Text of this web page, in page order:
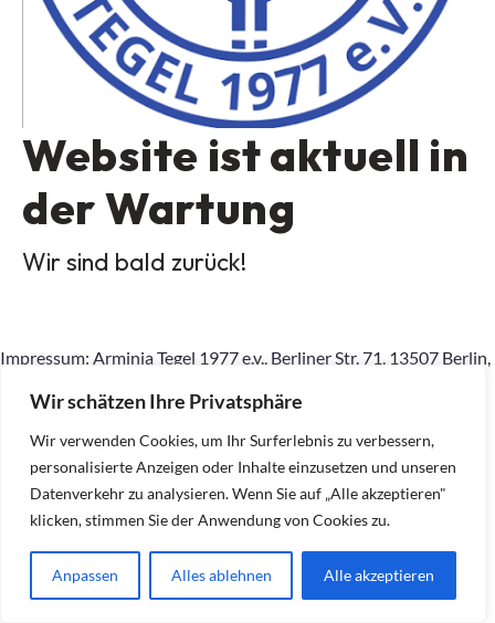
Wir schätzen Ihre Privatsphäre
Wir verwenden Cookies, um Ihr Surferlebnis zu verbessern,
personalisierte Anzeigen oder Inhalte einzusetzen und unseren
Datenverkehr zu analysieren. Wenn Sie auf „Alle akzeptieren"
klicken, stimmen Sie der Anwendung von Cookies zu.
Anpassen Alles ablehnen Alle akzeptieren
Website ist aktuell in
der Wartung
Wir sind bald zurück!
Impressum: Arminia Tegel 1977 e.v., Berliner Str. 71, 13507 Berlin,
Tegel77@outlook.com, Inhaltlich Verantwortlicher gemäß §10
Absatz 2 MDStV: Ralf Dietrich (Anschrift wie am Anfang)